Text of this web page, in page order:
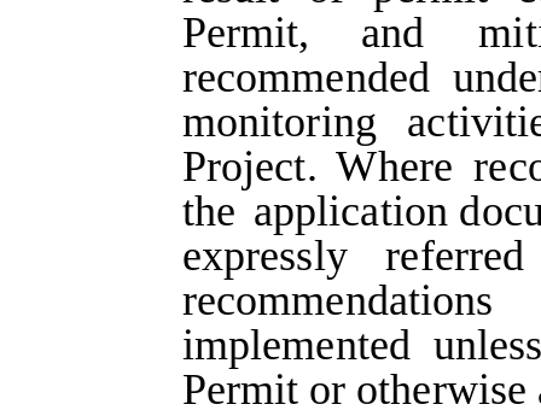
Permit,
and
recommended
monitoring
Project. Where
the application
expressly
referred
recommendations
implemented
Permit or otherwise